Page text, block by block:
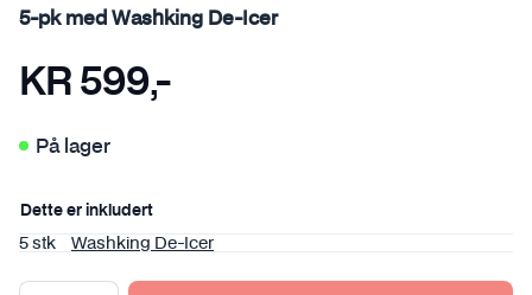
5-pk med Washking De-Icer
KR 599,-
På lager
Dette er inkludert
5 stk Washking De-Icer